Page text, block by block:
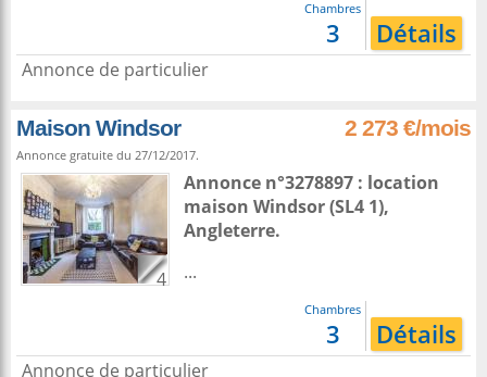
Chambres
3 Détails
Annonce de particulier
Maison Windsor 2 273 €/mois
Annonce gratuite du 27/12/2017.
4
Annonce n°3278897 : location
maison Windsor(SL4 1),
Angleterre.
...
Chambres
3 Détails
Annonce de particulier